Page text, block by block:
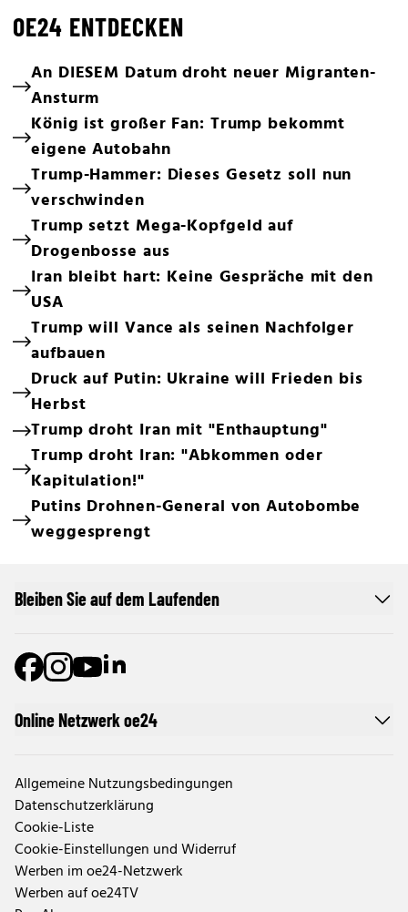
OE24 ENTDECKEN
An DIESEM Datum droht neuer Migranten-
Ansturm
König ist großer Fan: Trump bekommt
eigene Autobahn
Trump-Hammer: Dieses Gesetz soll nun
verschwinden
Trump setzt Mega-Kopfgeld auf
Drogenbosse aus
Iran bleibt hart: Keine Gespräche mit den
USA
Trump will Vance als seinen Nachfolger
aufbauen
Druck auf Putin: Ukraine will Frieden bis
Herbst
Trump droht Iran mit "Enthauptung"
Trump droht Iran: "Abkommen oder
Kapitulation!"
Putins Drohnen-General von Autobombe
weggesprengt
Online Netzwerk oe24
Allgemeine Nutzungsbedingungen
Datenschutzerklärung
Cookie-Liste
Cookie-Einstellungen und Widerruf
Werben im oe24-Netzwerk
Werben auf oe24TV
Bleiben Sie auf dem Laufenden